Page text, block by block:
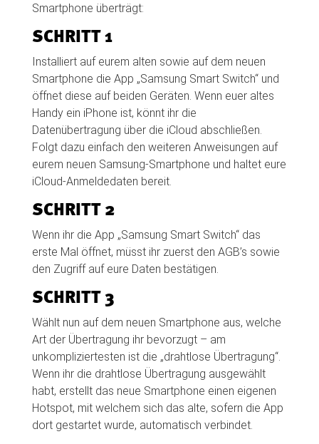
Smartphone überträgt:
SCHRITT 1
Installiert auf eurem alten sowie auf dem neuen
Smartphone die App „Samsung Smart Switch“ und
öffnet diese auf beiden Geräten. Wenn euer altes
Handy ein iPhone ist, könnt ihr die
Datenübertragung über die iCloud abschließen.
Folgt dazu einfach den weiteren Anweisungen auf
eurem neuen Samsung-Smartphone und haltet eure
iCloud-Anmeldedaten bereit.
SCHRITT 2
Wenn ihr die App „Samsung Smart Switch“ das
erste Mal öffnet, müsst ihr zuerst den AGB’s sowie
den Zugriff auf eure Daten bestätigen.
SCHRITT 3
Wählt nun auf dem neuen Smartphone aus, welche
Art der Übertragung ihr bevorzugt – am
unkompliziertesten ist die „drahtlose Übertragung“.
Wenn ihr die drahtlose Übertragung ausgewählt
habt, erstellt das neue Smartphone einen eigenen
Hotspot, mit welchem sich das alte, sofern die App
dort gestartet wurde, automatisch verbindet.